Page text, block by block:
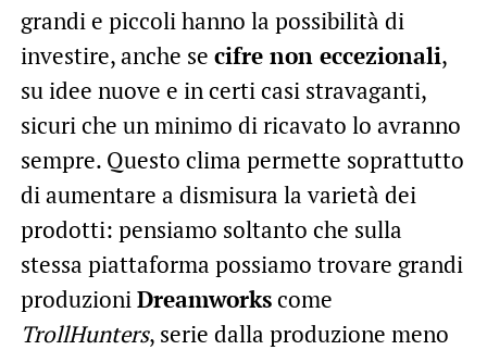
grandi e piccoli hanno la possibilità di
investire, anche se cifre non eccezionali,
su idee nuove e in certi casi stravaganti,
sicuri che un minimo di ricavato lo avranno
sempre. Questo clima permette soprattutto
di aumentare a dismisura la varietà dei
prodotti: pensiamo soltanto che sulla
stessa piattaforma possiamo trovare grandi
produzioniDreamworkscome
TrollHunters, serie dalla produzione meno